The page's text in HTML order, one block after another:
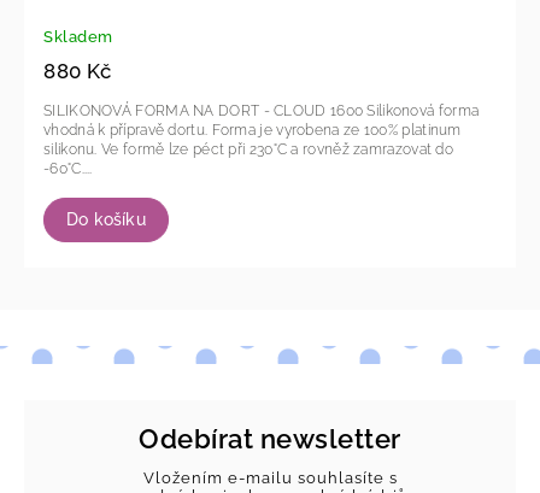
Skladem
880 Kč
Do košíku
SILIKONOVÁ FORMA NA DORT - CLOUD 1600 Silikonová forma
vhodná k přípravě dortu. Forma je vyrobena ze 100% platinum
silikonu. Ve formě lze péct při 230°C a rovněž zamrazovat do
-60°C....
Odebírat newsletter
Vložením e-mailu souhlasíte s